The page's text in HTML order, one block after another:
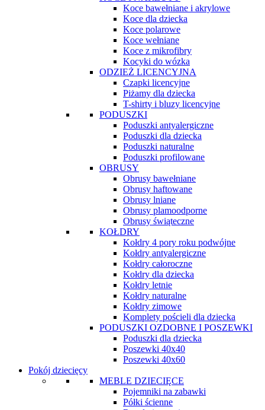
Koce bawełniane i akrylowe
Koce dla dziecka
Koce polarowe
Koce wełniane
Koce z mikrofibry
Kocyki do wózka
ODZIEŻ LICENCYJNA
Czapki licencyjne
Piżamy dla dziecka
T-shirty i bluzy licencyjne
PODUSZKI
Poduszki antyalergiczne
Poduszki dla dziecka
Poduszki naturalne
Poduszki profilowane
OBRUSY
Obrusy bawełniane
Obrusy haftowane
Obrusy lniane
Obrusy plamoodporne
Obrusy świąteczne
KOŁDRY
Kołdry 4 pory roku podwójne
Kołdry antyalergiczne
Kołdry całoroczne
Kołdry dla dziecka
Kołdry letnie
Kołdry naturalne
Kołdry zimowe
Komplety pościeli dla dziecka
PODUSZKI OZDOBNE I POSZEWKI
Poduszki dla dziecka
Poszewki 40x40
Poszewki 40x60
Pokój dziecięcy
MEBLE DZIECIĘCE
Pojemniki na zabawki
Półki ścienne